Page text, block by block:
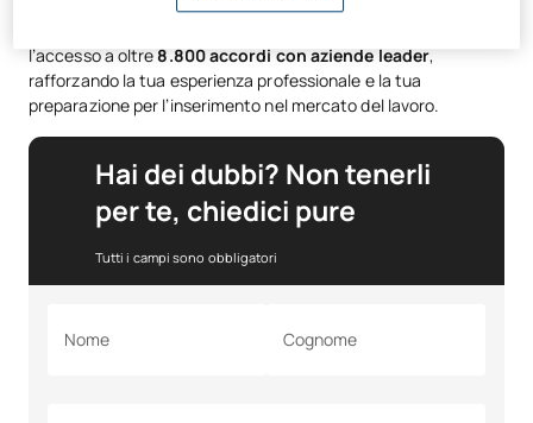
l’accesso a oltre8.800 accordi con aziende leader,
rafforzando la tua esperienza professionale e la tua
preparazione per l’inserimento nel mercato del lavoro.
Hai dei dubbi? Non tenerli
per te, chiedici pure
Tutti i campi sono obbligatori
Nome Cognome